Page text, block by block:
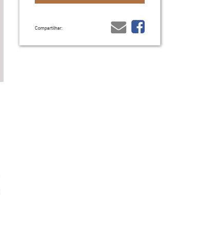
Compartilhar: